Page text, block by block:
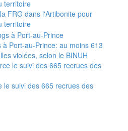
FRG dans l'Artibonite pour
territoire
Port-au-Prince: au moins 613
violées, selon le BINUH
le suivi des 665 recrues des